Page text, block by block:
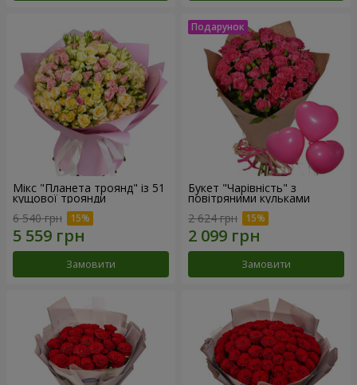
Мікс "Планета троянд" із 51
кущової троянди
6 540 грн
Замовити
Букет "Чарівність" з
повітряними кульками
2 624 грн
Замовити